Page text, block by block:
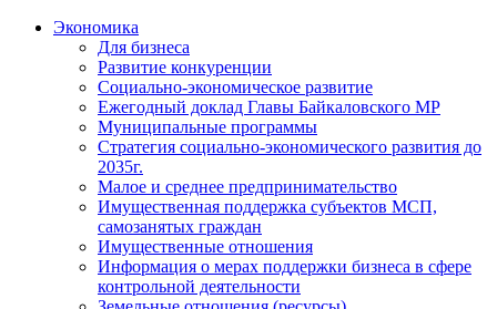
Экономика
Для бизнеса
Развитие конкуренции
Социально-экономическое развитие
Ежегодный доклад Главы Байкаловского МР
Муниципальные программы
Стратегия социально-экономического развития до
2035г.
Малое и среднее предпринимательство
Имущественная поддержка субъектов МСП,
самозанятых граждан
Имущественные отношения
Информация о мерах поддержки бизнеса в сфере
контрольной деятельности